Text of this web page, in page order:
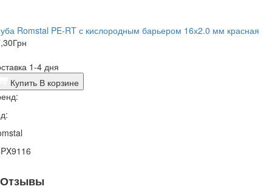
Romstal PE-RT с кислородным барьером 16х2.0 мм красная
Грн
1-4 дня
Купить В корзине
Отзывы